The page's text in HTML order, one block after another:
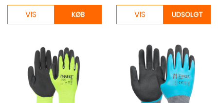
VIS KØB VIS UDSOLGT